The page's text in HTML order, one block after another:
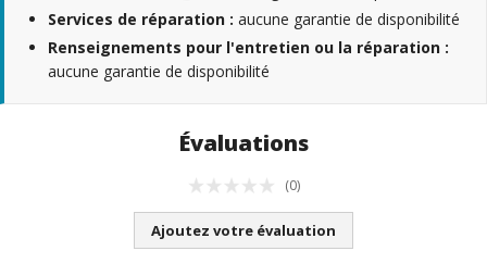
Services de réparation : aucune garantie de disponibilité
Renseignements pour l'entretien ou la réparation :
aucune garantie de disponibilité
Évaluations
(0)
Ajoutez votre évaluation